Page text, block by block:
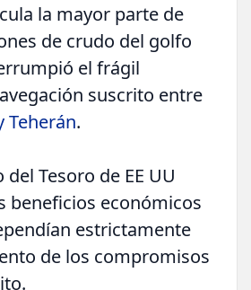
la mayor parte de
de crudo del golfo
el frágil
suscrito entre
Teherán.
Tesoro de EE UU
beneficios económicos
estrictamente
de los compromisos